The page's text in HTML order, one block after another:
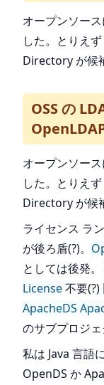
オープンソー
した。とりえ
Directory が候
OSS の
オープンソー
した。とりえ
Directory が候
ライセンス ラ
が後ろ盾(?)。
としては後発。
License不要(?)
ApacheDS
のサブプロジェ
私は Java 言語
OpenDS か